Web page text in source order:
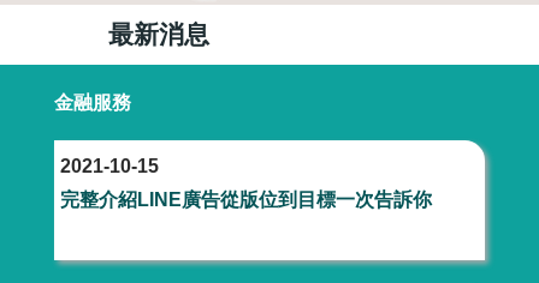
最新消息
金融服務
娛樂經紀
美食推薦 旅遊 設計 八大
金融服務
2021-10-15
完整介紹LINE廣告從版位到目標一次告訴你